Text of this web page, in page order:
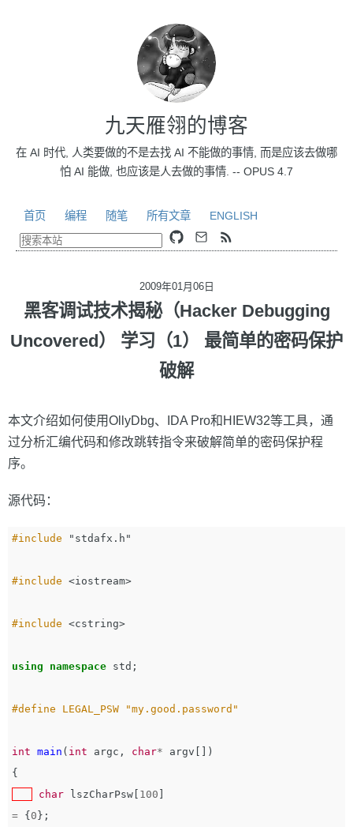
九天雁翎的博客
在 AI 时代, 人类要做的不是去找 AI 不能做的事情, 而是应该去做哪
怕 AI 能做, 也应该是人去做的事情. -- OPUS 4.7
首页 编程 随笔 所有文章 ENGLISH
2009年01月06日
黑客调试技术揭秘（Hacker Debugging
Uncovered） 学习（1） 最简单的密码保护
破解
本文介绍如何使用OllyDbg、IDA Pro和HIEW32等工具，通
过分析汇编代码和修改跳转指令来破解简单的密码保护程
序。
源代码：
#include "stdafx.h"
#include <iostream>
#include <cstring>
using namespace std ;
int main ( int argc , char* argv [])
{
char
lszCharPsw 100
= { 0 };